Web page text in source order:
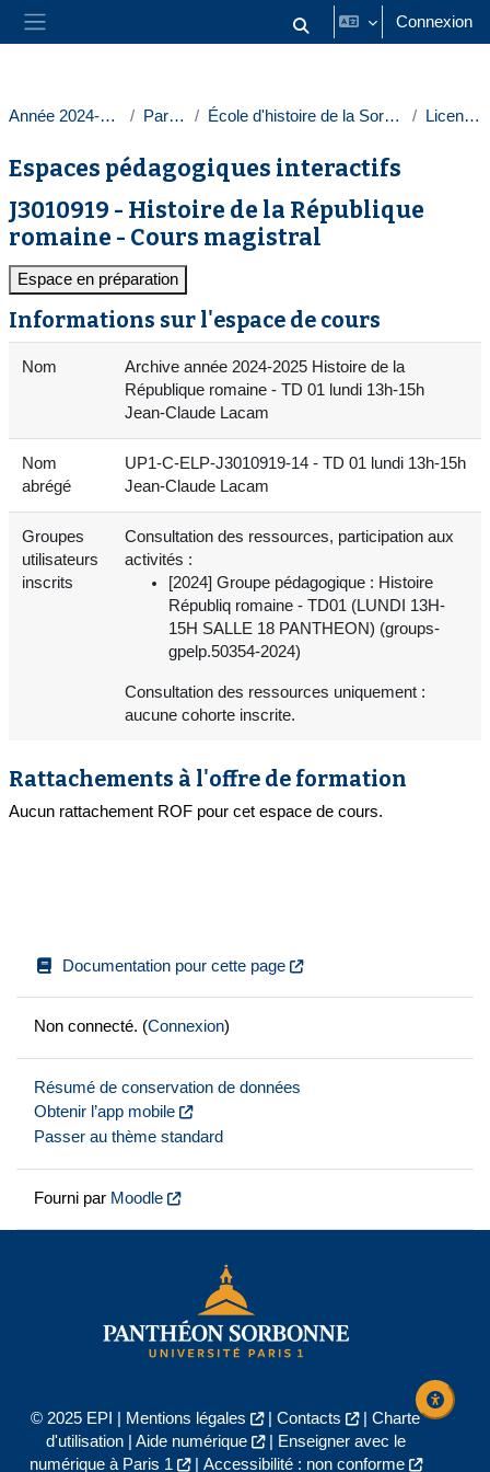
Passer au contenu principal
Panneau latéral Activer/désactiver la saisie
Connexion
Année 2024-2025 Paris 1 École d'histoire de la Sorbonne Licences
Espaces pédagogiques interactifs
J3010919 - Histoire de la République
romaine - Cours magistral
Espace en préparation
Informations sur l'espace de cours
Nom
Archive année 2024-2025 Histoire de la
République romaine - TD 01 lundi 13h-15h
Jean-Claude Lacam
Nom
abrégé
UP1-C-ELP-J3010919-14 - TD 01 lundi 13h-15h
Jean-Claude Lacam
Groupes
utilisateurs
inscrits
Consultation des ressources, participation aux
activités :
[2024] Groupe pédagogique : Histoire
Républiq romaine - TD01 (LUNDI 13H-
15H SALLE 18 PANTHEON) (groups-
gpelp.50354-2024)
Consultation des ressources uniquement :
aucune cohorte inscrite.
Rattachements à l'offre de formation
Aucun rattachement ROF pour cet espace de cours.
Documentation pour cette page
Non connecté. (Connexion)
Résumé de conservation de données
Obtenir l’app mobile
Passer au thème standard
Fourni par Moodle
© 2025 EPI | Mentions légales | Contacts | Charte
d'utilisation| Aide numérique |
Enseigner avec le
numérique à Paris 1
| Accessibilité : non conforme